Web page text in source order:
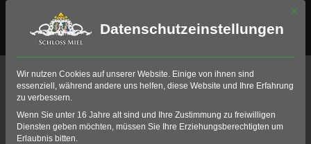
Geräte Vermietung
Home Golf
Golf-Club Schloss Miel
Gerätevermietung
Kleingeräte
Mit
Datenschutzeinstellungen
Wir nutzen Cookies auf unserer Website. Einige von ihnen sind
essenziell, während andere uns helfen, diese Website und Ihre Erfahrung
zu verbessern.
Wenn Sie unter 16 Jahre alt sind und Ihre Zustimmung zu freiwilligen
Diensten geben möchten, müssen Sie Ihre Erziehungsberechtigten um
Erlaubnis bitten.